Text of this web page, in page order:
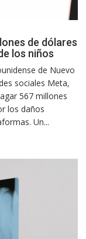
de dólares
los niños
de Nuevo
sociales Meta,
567 millones
los daños
Un...